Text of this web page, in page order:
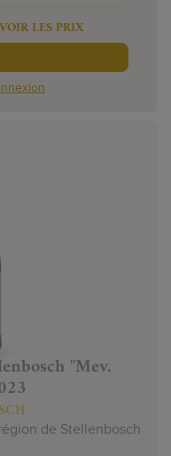
LES PRIX
"Mev.
de Stellenbosch